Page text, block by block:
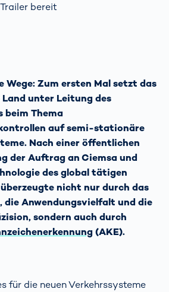
bereit
Wege: Zum ersten Mal setzt das
unter Leitung des
beim Thema
auf semi-stationäre
Nach einer öffentlichen
der Auftrag an Ciemsa und
des global tätigen
nicht nur durch das
die Anwendungsvielfalt und die
sondern auch durch
(AKE).
für die neuen Verkehrssysteme